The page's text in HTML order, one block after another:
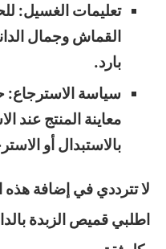
تعليمات الغسيل:
القماش وجمال
بارد.
سياسة الاسترجاع:
معاينة المنتج عند
بالاستبدال أو
لا تترددي في إضافة هذه
اطلبي قميص الزبدة